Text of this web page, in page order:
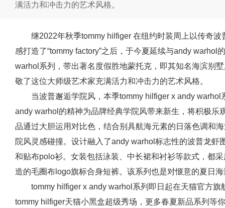
满活力和冲击力的艺术风格。
继2022年秋季tommy hilfiger 在纽约时装周上以传奇
感打造了“tommy factory”之后，于今夏延续与andy warhol
warhol系列，带出著名度假胜地蒙托克，即其知名海滨别
敬了这位大师级艺术家充满活力和冲击力的艺术风格。
当波普邂逅学院风，本季tommy hilfiger x andy
andy warhol的精神为品牌经典学院风带来新生，将积极乐
品通过大胆运用对比色，结合别具航海元素的日落色调和
院风灵感碰撞。设计融入了andy warhol标志性的波普龙虾
和贴布polo衫。女装包括泳装、中长裙和衬衫等款式，都
造的毛圈布logo旗标合身短裤。该系列也是对惬意的夏日
tommy hilfiger x andy warhol系列即日起在天猫官方
tommy hilfiger天猫小黑盒超级秀场，更多春夏新品系列等